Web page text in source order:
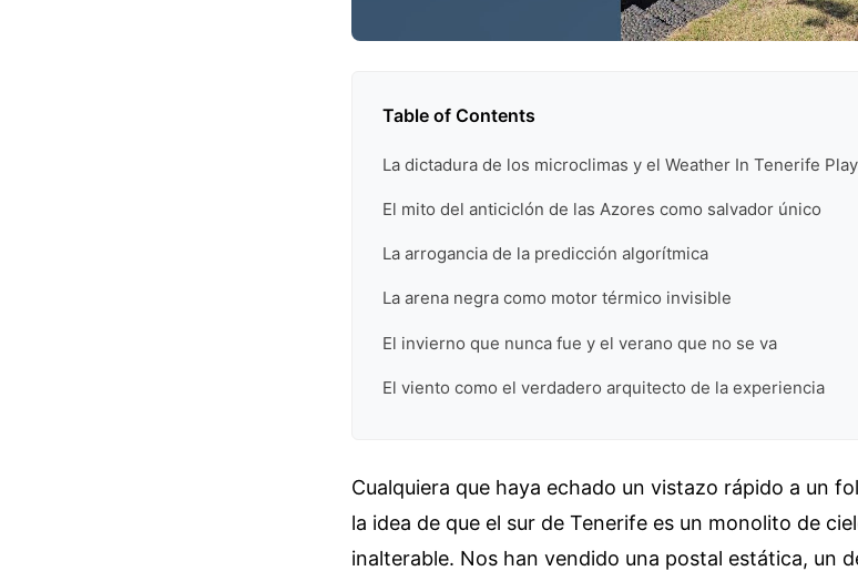
Table of Contents
La dictadura de los microclimas y el Weather In Tenerife
El mito del anticiclón de las Azores como salvador único
La arrogancia de la predicción algorítmica
La arena negra como motor térmico invisible
El invierno que nunca fue y el verano que no se va
El viento como el verdadero arquitecto de la experiencia
Cualquiera que haya echado un vistazo rápido a un
la idea de que el sur de Tenerife es un monolito de
inalterable. Nos han vendido una postal estática, un